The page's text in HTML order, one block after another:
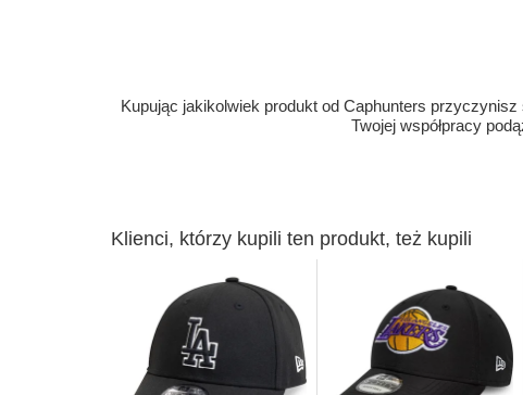
Kupując jakikolwiek produkt od Caphunters
Twojej współpracy
Klienci, którzy kupili ten produkt, też kupili